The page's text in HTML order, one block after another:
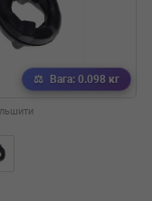
Вага: 0.098 кг